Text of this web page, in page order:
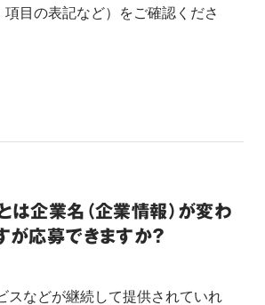
項目の表記など）をご確認くださ
は企業名（企業情報）が変わ
が応募できますか？
スなどが継続して提供されていれ